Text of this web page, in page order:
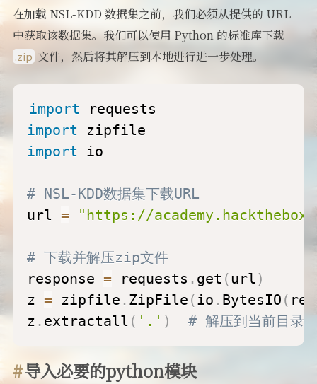
在加载 NSL-KDD 数据集之前，我们必须从提供的 URL
中获取该数据集。我们可以使用 Python 的标准库下载
.zip文件，然后将其解压到本地进行进一步处理。
import
import
import io
# NSL-KDD数据集下载URL
url = "https://
# 下载并解压zip文件
response = requests . get ( url )
z = zipfile . ZipFile (io . BytesIO (
z . extractall ( '.' ) # 解压到当前目录
导入必要的python模块